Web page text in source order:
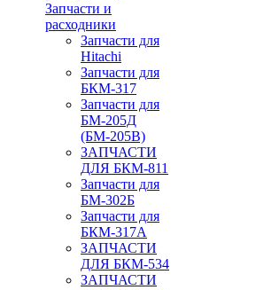
Запчасти и
расходники
Запчасти для
Hitachi
Запчасти для
БКМ-317
Запчасти для
БМ-205Д
(БМ-205В)
ЗАПЧАСТИ
ДЛЯ БКМ-811
Запчасти для
БМ-302Б
Запчасти для
БКМ-317А
ЗАПЧАСТИ
ДЛЯ БКМ-534
ЗАПЧАСТИ